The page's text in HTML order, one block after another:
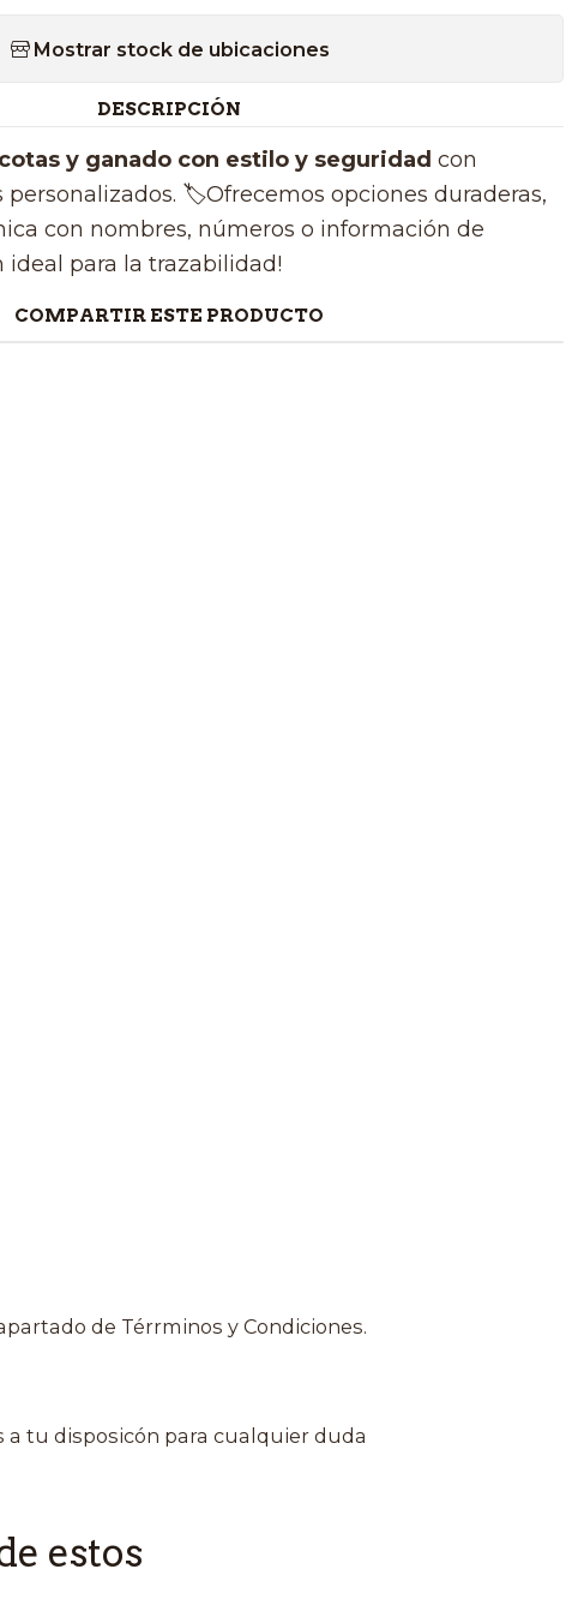
Mostrar stock de ubicaciones
DESCRIPCIÓN
y ganado con estilo y seguridad con
personalizados. 🏷️Ofrecemos opciones duraderas,
con nombres, números o información de
ideal para la trazabilidad!
COMPARTIR ESTE PRODUCTO
de Térrminos y Condiciones.
tu disposicón para cualquier duda
estos